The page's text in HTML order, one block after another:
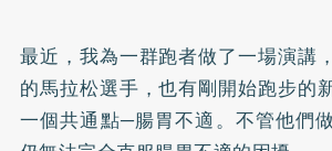
最近，我為一群跑者做了一場演講
的馬拉松選手，也有剛開始跑步的
一個共通點─腸胃不適。不管他們